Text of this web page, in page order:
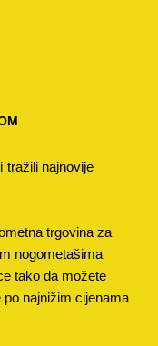
tražili najnovije
trgovina za
nogometašima
tako da možete
po najnižim cijenama